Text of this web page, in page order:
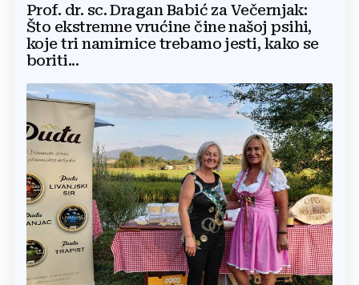
Prof. dr. sc. Dragan Babić za Večernjak:
Što ekstremne vrućine čine našoj psihi,
koje tri namirnice trebamo jesti, kako se
boriti...